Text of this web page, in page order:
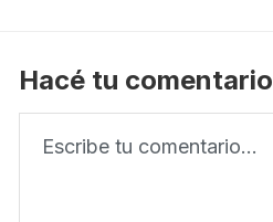
Hacé tu comentario